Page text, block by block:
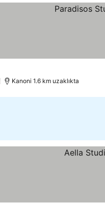
Kanoni 1.6 km uzaklıkta